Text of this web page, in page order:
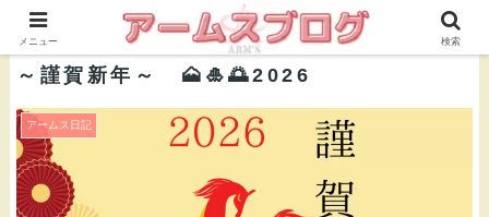
株式会社ＡＲＭ’Ｓ 公式ブログ
～謹賀新年～ 🗻🎍🌅2026
アームス日記
メニュー 検索